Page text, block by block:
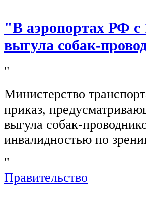
"В аэропортах РФ с
выгула собак-
"
Министерство
приказ,
выгула собак-
инвалидностью по
"
Правительство